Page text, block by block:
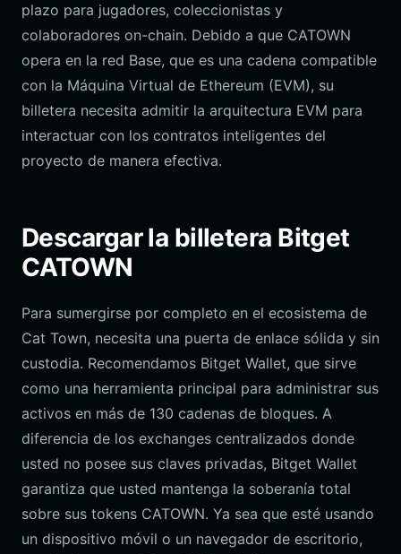
plazo para jugadores, coleccionistas y
colaboradores on-chain. Debido a que CATOWN
opera en la red Base, que es una cadena compatible
con la Máquina Virtual de Ethereum (EVM), su
billetera necesita admitir la arquitectura EVM para
interactuar con los contratos inteligentes del
proyecto de manera efectiva.
Descargar la billetera Bitget
CATOWN
Para sumergirse por completo en el ecosistema de
Cat Town, necesita una puerta de enlace sólida y sin
custodia. Recomendamos Bitget Wallet, que sirve
como una herramienta principal para administrar sus
activos en más de 130 cadenas de bloques. A
diferencia de los exchanges centralizados donde
usted no posee sus claves privadas, Bitget Wallet
garantiza que usted mantenga la soberanía total
sobre sus tokens CATOWN. Ya sea que esté usando
un dispositivo móvil o un navegador de escritorio,